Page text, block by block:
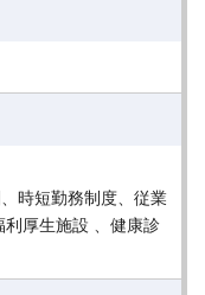
時短勤務制度、従業
利厚生施設 、健康診